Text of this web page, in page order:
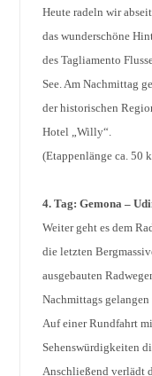
Heute radeln wir
das wunderschöne
des Tagliamento
See. Am Nachmittag
der historischen
Hotel „Willy“.
(Etappenlänge ca. 50
4. Tag: Gemona –
Weiter geht es dem
die letzten
ausgebauten
Nachmittags
Auf einer Rundfahrt
Sehenswürdigkeiten
Anschließend verlädt